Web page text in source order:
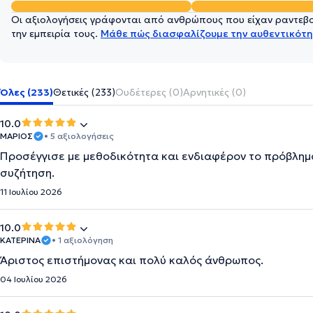
Οι αξιολογήσεις γράφονται από ανθρώπους που είχαν
την εμπειρία τους. Μάθε πώς διασφαλίζουμε την
Όλες (233)Θετικές (233)Ουδέτερες (0)Αρνητικές (0)
10.0
ΜΑΡΙΟΣ • 5 αξιολογήσεις
Προσέγγισε με μεθοδικότητα και ενδιαφέρον το
συζήτηση.
11 Ιουλίου 2026
10.0
ΚΑΤΕΡΙΝΑ • 1 αξιολόγηση
Άριστος επιστήμονας και πολύ καλός άνθρωπος.
04 Ιουλίου 2026